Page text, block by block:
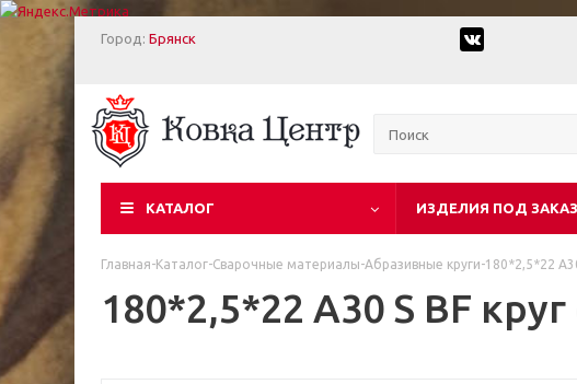
Город: Брянск
КАТАЛОГ ИЗДЕЛИЯ ПОД ЗАКАЗ
Главная-Каталог-Сварочные материалы-Абразивные круги-180*2,5*22
180*2,5*22 А30 S BF